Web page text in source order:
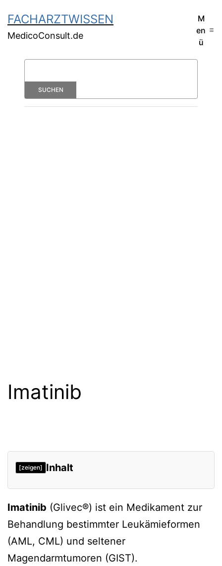
FACHARZTWISSEN
MedicoConsult.de
M
en
ü
Imatinib
[zeigen] Inhalt
Imatinib (Glivec®) ist ein Medikament zur
Behandlung bestimmter Leukämieformen
(AML, CML) und seltener
Magendarmtumoren (GIST).